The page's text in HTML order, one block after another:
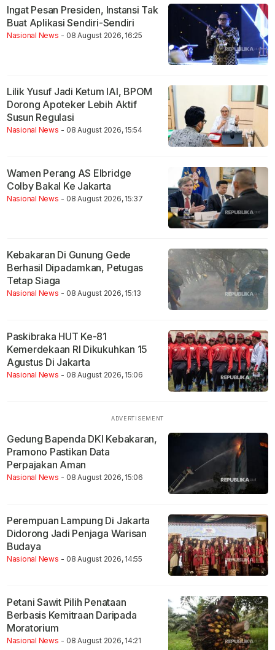
Ingat Pesan Presiden, Instansi Tak
Buat Aplikasi Sendiri-Sendiri
Nasional News - 08 August 2026, 16:25
Lilik Yusuf Jadi Ketum IAI, BPOM
Dorong Apoteker Lebih Aktif
Susun Regulasi
Nasional News - 08 August 2026, 15:54
Wamen Perang AS Elbridge
Colby Bakal Ke Jakarta
Nasional News - 08 August 2026, 15:37
Kebakaran Di Gunung Gede
Berhasil Dipadamkan, Petugas
Tetap Siaga
Nasional News - 08 August 2026, 15:13
Paskibraka HUT Ke-81
Kemerdekaan RI Dikukuhkan 15
Agustus Di Jakarta
Nasional News - 08 August 2026, 15:06
Gedung Bapenda DKI Kebakaran,
Pramono Pastikan Data
Perpajakan Aman
Nasional News - 08 August 2026, 15:06
Perempuan Lampung Di Jakarta
Didorong Jadi Penjaga Warisan
Budaya
Nasional News - 08 August 2026, 14:55
Petani Sawit Pilih Penataan
Berbasis Kemitraan Daripada
Moratorium
Nasional News - 08 August 2026, 14:21